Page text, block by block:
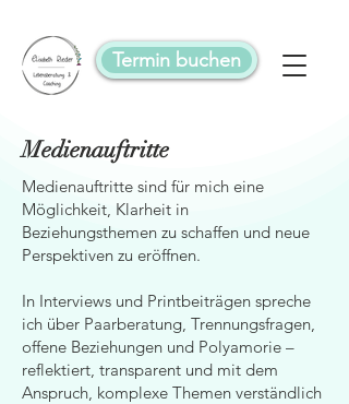
Termin buchen
Medienauftritte
Medienauftritte sind für mich eine
Möglichkeit, Klarheit in
Beziehungsthemen zu schaffen und neue
Perspektiven zu eröffnen.
In Interviews und Printbeiträgen spreche
ich über Paarberatung, Trennungsfragen,
offene Beziehungen und Polyamorie –
reflektiert, transparent und mit dem
Anspruch, komplexe Themen verständlich